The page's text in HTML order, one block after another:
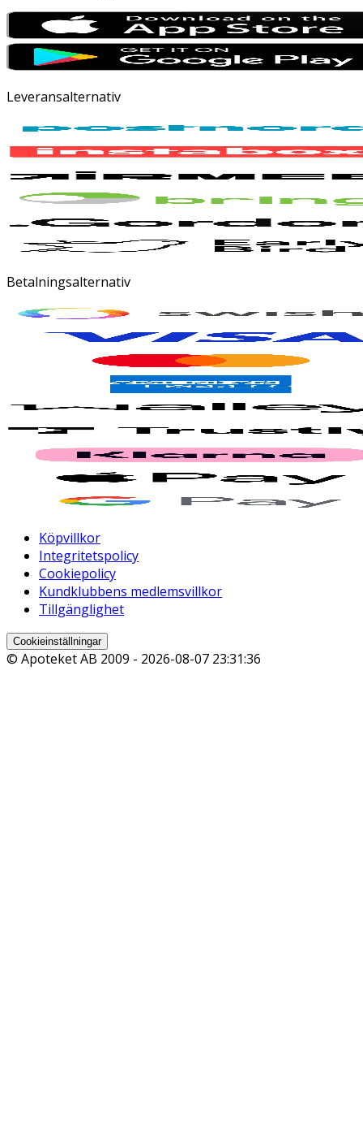
Leveransalternativ
Betalningsalternativ
Köpvillkor
Integritetspolicy
Cookiepolicy
Kundklubbens medlemsvillkor
Tillgänglighet
Cookieinställningar
© Apoteket AB 2009 - 2026-08-07 23:31:36